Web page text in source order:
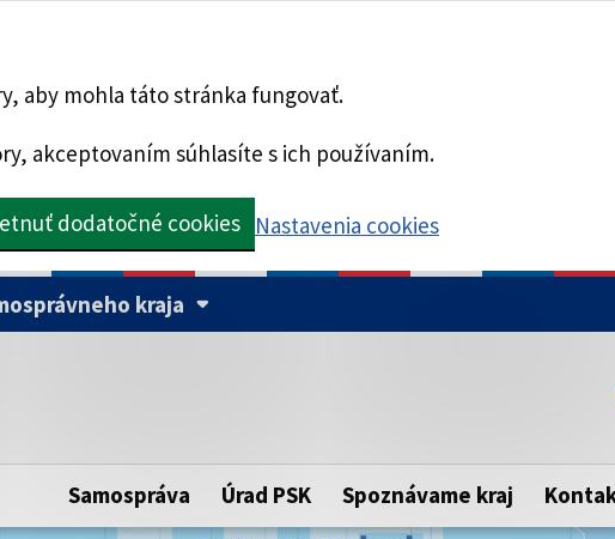
aby mohla táto stránka fungovať.
akceptovaním súhlasíte s ich používaním.
dodatočné cookies Nastavenia cookies
kraja
samosprávneho kraja.
Táto stránka je
zabezpečenú webovú
https:// pred názvom
Samospráva Úrad PSK Spoznávame kraj